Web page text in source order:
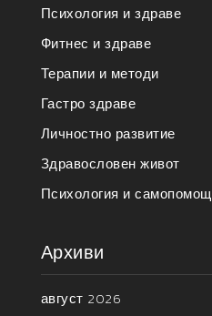
Психология и здраве
Фитнес и здраве
Терапии и методи
Гастро здраве
Личностно развитие
Здравословен живот
Психология и самопомощ
Архиви
август 2026